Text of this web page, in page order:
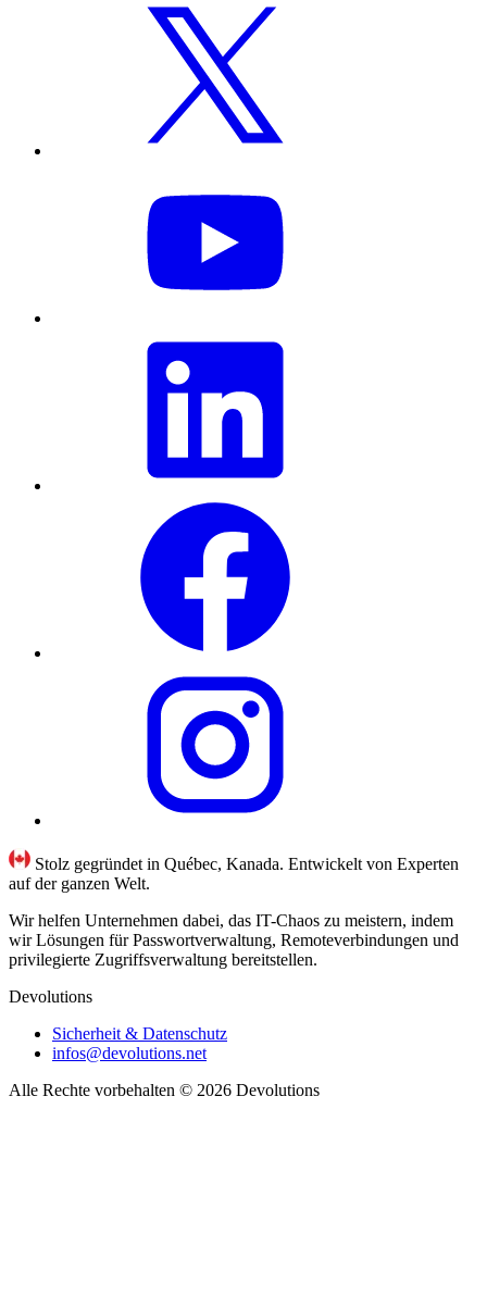
Stolz gegründet in Québec, Kanada. Entwickelt von Experten
auf der ganzen Welt.
Wir helfen Unternehmen dabei, das IT-Chaos zu meistern, indem
wir Lösungen für Passwortverwaltung, Remoteverbindungen und
privilegierte Zugriffsverwaltung bereitstellen.
Devolutions
Sicherheit & Datenschutz
infos@devolutions.net
Alle Rechte vorbehalten © 2026 Devolutions